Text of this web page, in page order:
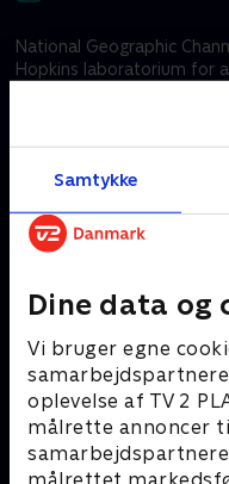
Samtykke
Dine data og
Vi bruger egne
oplevelse af TV 2
målrette annoncer
National Geographic
Hopkins laboratorium for